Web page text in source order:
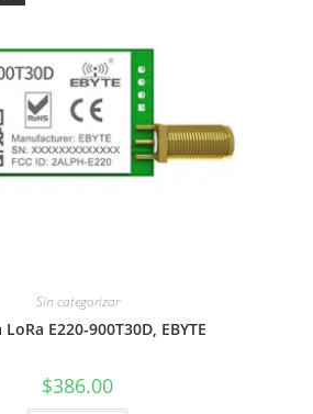
Sin categorizar
E220-900T30D, EBYTE
$386.00